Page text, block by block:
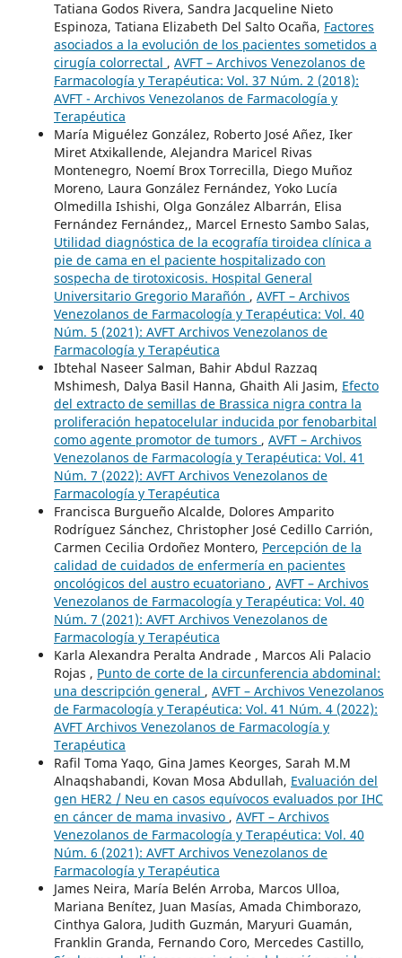
Tatiana Godos Rivera, Sandra Jacqueline Nieto
Espinoza, Tatiana Elizabeth Del Salto Ocaña, Factores
asociados a la evolución de los pacientes sometidos a
cirugía colorrectal , AVFT – Archivos Venezolanos de
Farmacología y Terapéutica: Vol. 37 Núm. 2 (2018):
AVFT - Archivos Venezolanos de Farmacología y
Terapéutica
María Miguélez González, Roberto José Añez, Iker
Miret Atxikallende, Alejandra Maricel Rivas
Montenegro, Noemí Brox Torrecilla, Diego Muñoz
Moreno, Laura González Fernández, Yoko Lucía
Olmedilla Ishishi, Olga González Albarrán, Elisa
Fernández Fernández,, Marcel Ernesto Sambo Salas,
Utilidad diagnóstica de la ecografía tiroidea clínica a
pie de cama en el paciente hospitalizado con
sospecha de tirotoxicosis. Hospital General
Universitario Gregorio Marañón , AVFT – Archivos
Venezolanos de Farmacología y Terapéutica: Vol. 40
Núm. 5 (2021): AVFT Archivos Venezolanos de
Farmacología y Terapéutica
Ibtehal Naseer Salman, Bahir Abdul Razzaq
Mshimesh, Dalya Basil Hanna, Ghaith Ali Jasim, Efecto
del extracto de semillas de Brassica nigra contra la
proliferación hepatocelular inducida por fenobarbital
como agente promotor de tumors , AVFT – Archivos
Venezolanos de Farmacología y Terapéutica: Vol. 41
Núm. 7 (2022): AVFT Archivos Venezolanos de
Farmacología y Terapéutica
Francisca Burgueño Alcalde, Dolores Amparito
Rodríguez Sánchez, Christopher José Cedillo Carrión,
Carmen Cecilia Ordoñez Montero, Percepción de la
calidad de cuidados de enfermería en pacientes
oncológicos del austro ecuatoriano , AVFT – Archivos
Venezolanos de Farmacología y Terapéutica: Vol. 40
Núm. 7 (2021): AVFT Archivos Venezolanos de
Farmacología y Terapéutica
Karla Alexandra Peralta Andrade , Marcos Ali Palacio
Rojas , Punto de corte de la circunferencia abdominal:
una descripción general , AVFT – Archivos Venezolanos
de Farmacología y Terapéutica: Vol. 41 Núm. 4 (2022):
AVFT Archivos Venezolanos de Farmacología y
Terapéutica
Rafil Toma Yaqo, Gina James Keorges, Sarah M.M
Alnaqshabandi, Kovan Mosa Abdullah, Evaluación del
gen HER2 / Neu en casos equívocos evaluados por IHC
en cáncer de mama invasivo , AVFT – Archivos
Venezolanos de Farmacología y Terapéutica: Vol. 40
Núm. 6 (2021): AVFT Archivos Venezolanos de
Farmacología y Terapéutica
James Neira, María Belén Arroba, Marcos Ulloa,
Mariana Benítez, Juan Masías, Amada Chimborazo,
Cinthya Galora, Judith Guzmán, Maryuri Guamán,
Franklin Granda, Fernando Coro, Mercedes Castillo,